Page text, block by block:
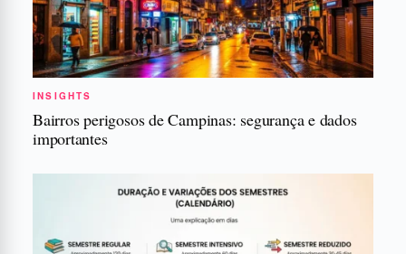
INSIGHTS
Bairros perigosos de Campinas: segurança e dados
importantes